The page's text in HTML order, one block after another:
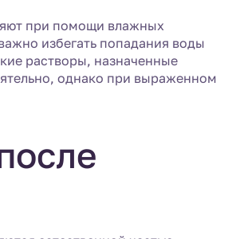
при помощи влажных
избегать попадания воды
растворы, назначенные
однако при выраженном